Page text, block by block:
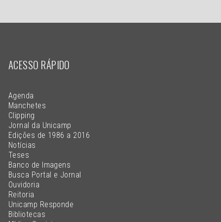
ACESSO RÁPIDO
Agenda
Manchetes
Clipping
Jornal da Unicamp
Edições de 1986 a 2016
Notícias
Teses
Banco de Imagens
Busca Portal e Jornal
Ouvidoria
Reitoria
Unicamp Responde
Bibliotecas